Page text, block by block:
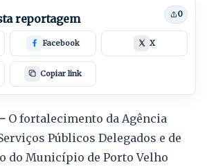
reportagem 0
Facebook X
Copiar link
O fortalecimento da Agência
Públicos Delegados e de
do Município de Porto Velho